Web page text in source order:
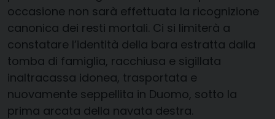
occasione non sarà effettuata la ricognizione
canonica dei resti mortali. Ci si limiterà a
constatare l’identità della bara estratta dalla
tomba di famiglia, racchiusa e sigillata
inaltracassa idonea, trasportata e
nuovamente seppellita in Duomo, sotto la
prima arcata della navata destra.